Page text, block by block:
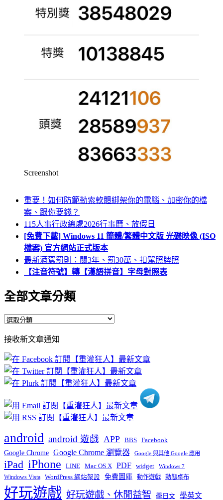
Screenshot
重要！如何防範勒索軟體綁架你的電腦、加密你的檔
案、跟你要錢？
115人事行政總處2026行事曆、放假日
[免費下載] Windows 11 簡體/繁體中文版 光碟映像 (ISO
檔案) 官方網站正式版本
最新酒駕罰則：關3年、罰30萬、扣駕照牌照
【注音符號】轉【漢語拼音】字母對照表
全部文章分類
全
文
章
分
類
接收新文章通知
android android 遊戲 APP BBS Facebook
Google Chrome Google Chrome 瀏覽器 Google 與其他 Google 應用
iPad iPhone LINE Mac OS X PDF widget Windows 7
Windows Vista WordPress 網站架設 免費圖庫 動作遊戲 動態桌布
好玩遊戲 好玩遊戲、休閒益智 學日文 學英文